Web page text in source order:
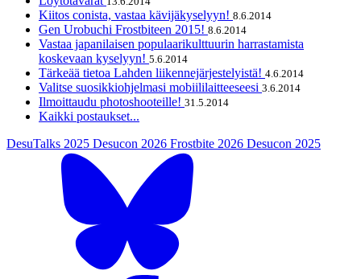
Kiitos conista, vastaa kävijäkyselyyn! 8.6.2014
Gen Urobuchi Frostbiteen 2015! 8.6.2014
Vastaa japanilaisen populaarikulttuurin harrastamista
koskevaan kyselyyn! 5.6.2014
Tärkeää tietoa Lahden liikennejärjestelyistä! 4.6.2014
Valitse suosikkiohjelmasi mobiililaitteeseesi 3.6.2014
Ilmoittaudu photoshooteille! 31.5.2014
Kaikki postaukset...
DesuTalks 2025 Desucon 2026 Frostbite 2026 Desucon 2025